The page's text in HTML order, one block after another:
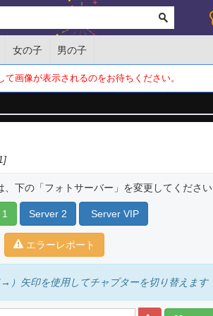
女の子 男の子
画像が表示されるのをお待ちください。
、下の「フォトサーバー」を変更してください
Server 2 Server VIP
エラーレポート
）矢印を使用してチャプターを切り替えます